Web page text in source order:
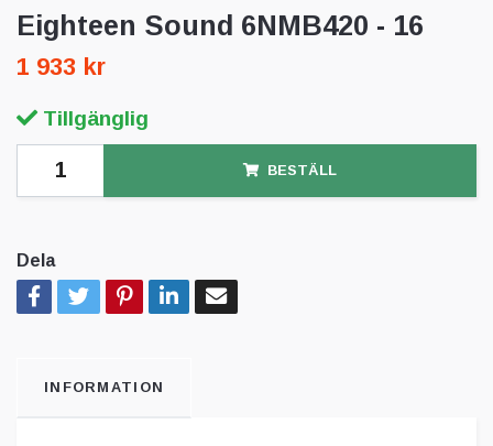
Eighteen Sound 6NMB420 - 16
1 933 kr
Tillgänglig
BESTÄLL
Dela
INFORMATION